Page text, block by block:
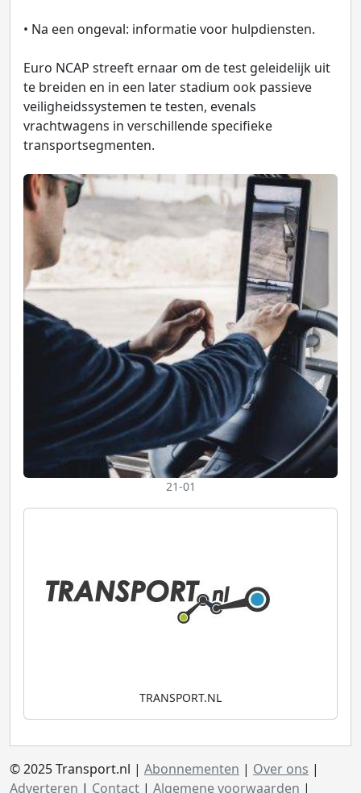
• Na een ongeval: informatie voor hulpdiensten.
Euro NCAP streeft ernaar om de test geleidelijk uit
te breiden en in een later stadium ook passieve
veiligheidssystemen te testen, evenals
vrachtwagens in verschillende specifieke
transportsegmenten.
21-01
TRANSPORT.NL
© 2025 Transport.nl | Abonnementen | Over ons |
Adverteren | Contact | Algemene voorwaarden |